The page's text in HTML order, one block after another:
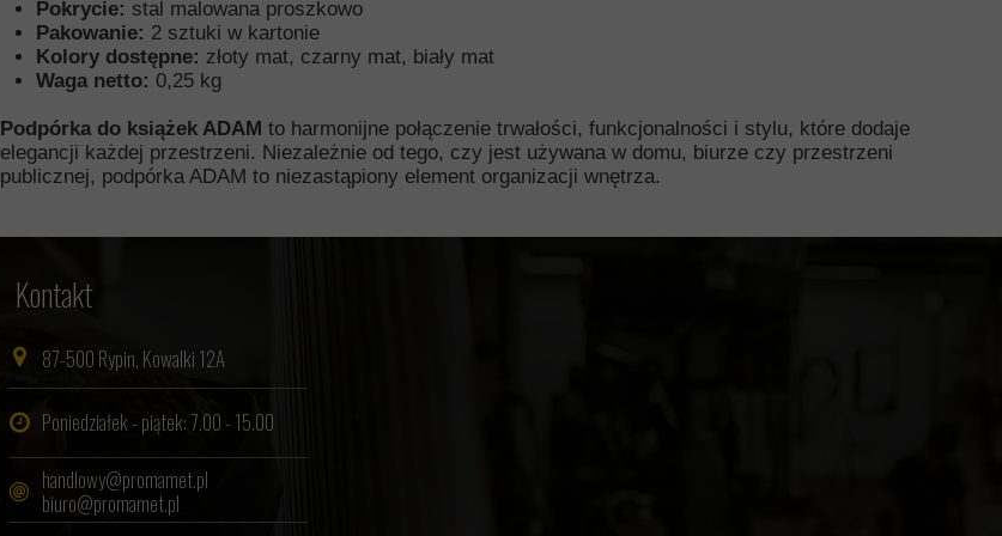
Pokrycie: stal malowana proszkowo
Pakowanie: 2 sztuki w kartonie
Kolory dostępne: złoty mat, czarny mat, biały mat
Waga netto: 0,25 kg
Podpórka do książek ADAM to harmonijne połączenie trwałości, funkcjonalności i stylu, które dodaje
elegancji każdej przestrzeni. Niezależnie od tego, czy jest używana w domu, biurze czy przestrzeni
publicznej, podpórka ADAM to niezastąpiony element organizacji wnętrza.
Kontakt
Poniedziałek - piątek: 7.00 - 15.00
87-500 Rypin, Kowalki 12A
handlowy@promamet.pl
biuro@promamet.pl